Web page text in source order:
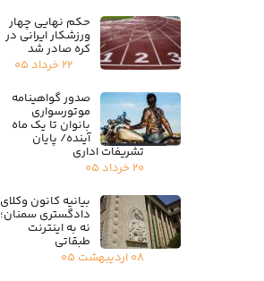
حکم نهایی چهار
ورزشکار ایرانی در
کره صادر شد
۲۲ خرداد ۰۵
صدور گواهینامه
موتورسواری
بانوان تا یک ماه
آینده/ پایان
تشریفات اداری
۲۰ خرداد ۰۵
بیانیه کانون وکلای
دادگستری سمنان؛
نه به اینترنت
طبقاتی
۰۸ اردیبهشت ۰۵